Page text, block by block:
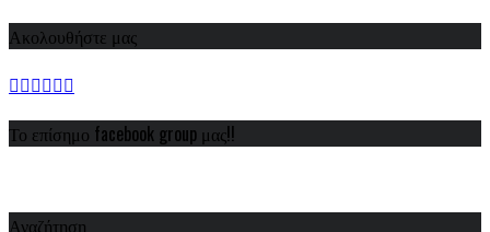
Ακολουθήστε μας
Το επίσημο facebook group μας!!
Αναζήτηση